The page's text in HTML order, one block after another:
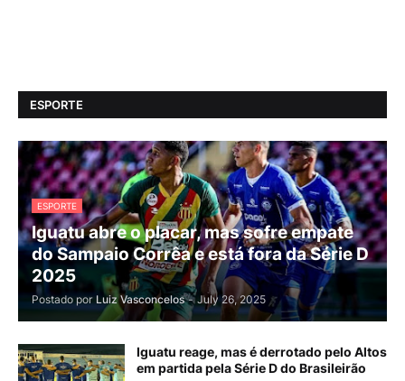
ESPORTE
ESPORTE
Iguatu abre o placar, mas sofre empate
do Sampaio Corrêa e está fora da Série D
2025
Postado por Luiz Vasconcelos - July 26, 2025
Iguatu reage, mas é derrotado pelo Altos
em partida pela Série D do Brasileirão